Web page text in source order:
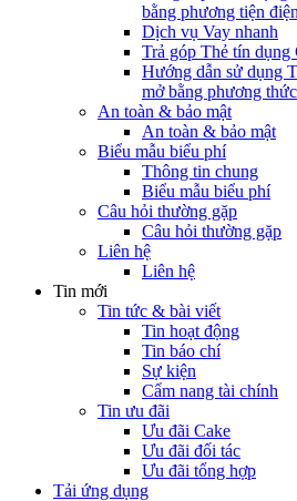
bằng phương tiện
Dịch vụ Vay nhanh
Trả góp Thẻ tín dụng
Hướng dẫn sử dụng
mở bằng phương
An toàn & bảo mật
An toàn & bảo mật
Biểu mẫu biểu phí
Thông tin chung
Biểu mẫu biểu phí
Câu hỏi thường gặp
Câu hỏi thường gặp
Liên hệ
Liên hệ
Tin mới
Tin tức & bài viết
Tin hoạt động
Tin báo chí
Sự kiện
Cẩm nang tài chính
Tin ưu đãi
Ưu đãi Cake
Ưu đãi đối tác
Ưu đãi tổng hợp
Tải ứng dụng